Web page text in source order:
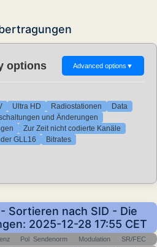
options Advanced options ▼
Ultra HD Radiostationen
Data
und Änderungen
Zur Zeit nicht codierte Kanäle
GLL16
Bitrates
Sortieren nach SID - Die
2025-12-28 17:55 CET
Pol Sendenorm Modulation SR/FEC